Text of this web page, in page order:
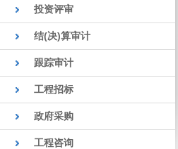
投资评审
结(决)算审计
跟踪审计
工程招标
政府采购
工程咨询